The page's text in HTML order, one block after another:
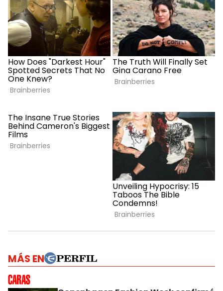
MÁS EN